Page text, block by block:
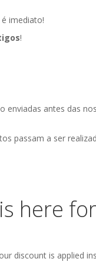
Descrição
Lindo,
- Feito à
pequenas.
- É macio e
- Estimula o
Cada um
,
Vegan
Cruelty
imediato!
!
enviadas antes das
passam a ser
here for
discount is applied